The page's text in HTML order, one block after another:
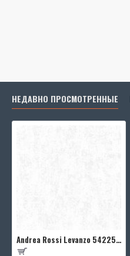
НЕДАВНО ПРОСМОТРЕННЫЕ
Andrea Rossi Levanzo 54225-1